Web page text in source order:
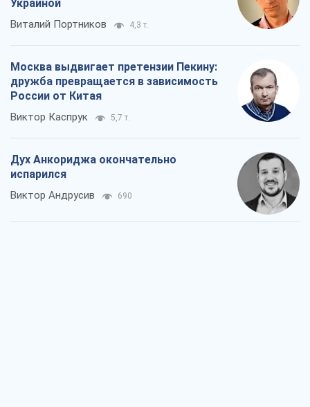
Украиной
Виталий Портников 4,3 т.
Москва выдвигает претензии Пекину:
дружба превращается в зависимость
России от Китая
Виктор Каспрук 5,7 т.
Дух Анкориджа окончательно
испарился
Виктор Андрусив 690